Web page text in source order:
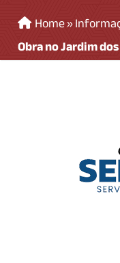
Home»
Obra no Jardim